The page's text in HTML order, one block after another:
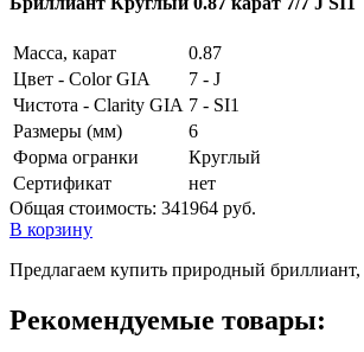
Масса, карат
0.87
Цвет - Color GIA
7 - J
Чистота - Clarity GIA 7 - SI1
Размеры (мм)
6
Форма огранки
Круглый
Сертификат
нет
Общая стоимость: 341964 руб.
В корзину
Предлагаем купить природный
Рекомендуемые товары: